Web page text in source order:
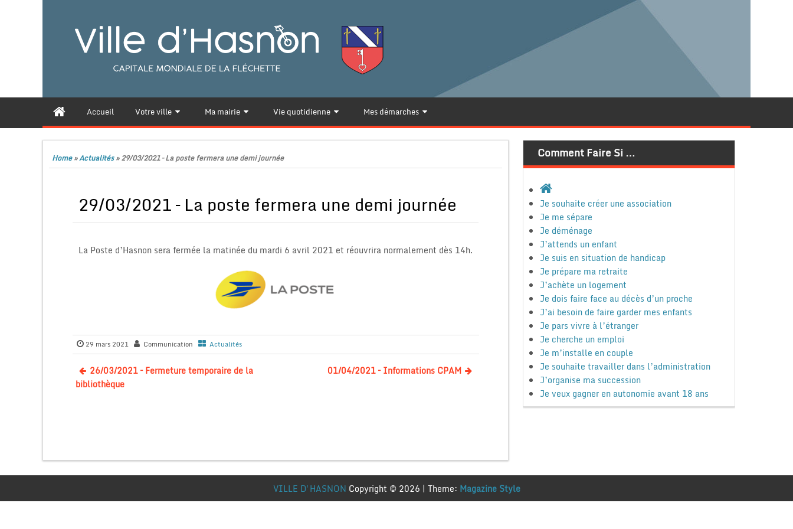
Accueil Votre ville Ma mairie Vie quotidienne Mes démarches
Home»Actualités»29/03/2021 – La poste fermera une demi journée
29/03/2021 – La poste fermera une demi journée
La Poste d’Hasnon sera fermée la matinée du mardi 6 avril 2021 et réouvrira normalement dès 14h.
29 mars 2021 Communication Actualités
26/03/2021 – Fermeture temporaire de la
bibliothèque
01/04/2021 – Informations CPAM
Comment Faire Si …
Je souhaite créer une association
Je me sépare
Je déménage
J’attends un enfant
Je suis en situation de handicap
Je prépare ma retraite
J’achète un logement
Je dois faire face au décès d’un proche
J’ai besoin de faire garder mes enfants
Je pars vivre à l’étranger
Je cherche un emploi
Je m’installe en couple
Je souhaite travailler dans l’administration
J’organise ma succession
Je veux gagner en autonomie avant 18 ans
VILLE D'HASNON Copyright © 2026 | Theme: Magazine Style